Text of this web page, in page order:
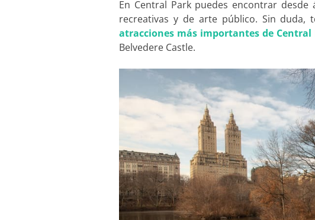
En Central Park puedes encontrar
recreativas y de arte público. Sin duda,
atracciones más importantes de Central
Belvedere Castle.